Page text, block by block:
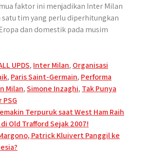
faktor ini menjadikan Inter Milan
satu tim yang perlu diperhitungkan
dan domestik pada musim
UPDS, Inter Milan, Organisasi
, Paris Saint-Germain, Performa
Milan,Simone Inzaghi, Tak Punya
Terpuruk saat West Ham Raih
Old Trafford Sejak 2007!
Patrick Kluivert Panggil ke